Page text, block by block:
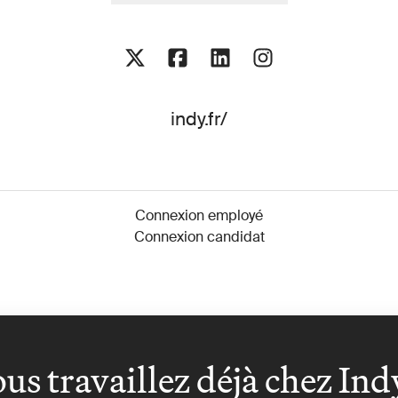
indy.fr/
Connexion employé
Connexion candidat
travaillez déjà chez